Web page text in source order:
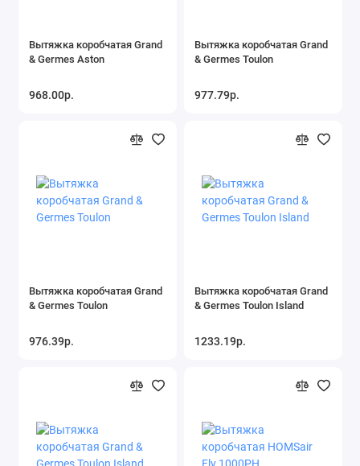
Вытяжка коробчатая Grand
& Germes Aston
968.00р.
Вытяжка коробчатая Grand
& Germes Toulon
977.79р.
Вытяжка коробчатая Grand
& Germes Toulon
976.39р.
Вытяжка коробчатая Grand
& Germes Toulon Island
1233.19р.